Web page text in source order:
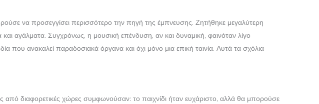
να προσεγγίσει περισσότερο την πηγή της έμπνευσης. Ζητήθηκε μεγαλύτερη
αγάλματα. Συγχρόνως, η μουσική επένδυση, αν και δυναμική, φαινόταν λίγο
που ανακαλεί παραδοσιακά όργανα και όχι μόνο μια επική ταινία. Αυτά τα σχόλια
από διαφορετικές χώρες συμφωνούσαν: το παιχνίδι ήταν ευχάριστο, αλλά θα μπορούσε